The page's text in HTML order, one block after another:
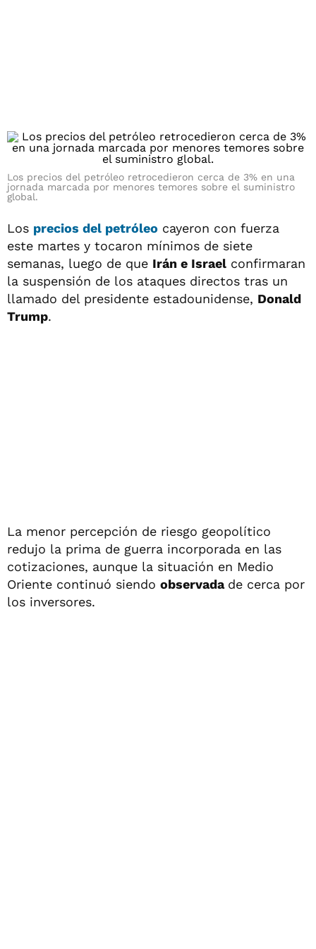
Los precios del petróleo retrocedieron cerca de 3% en una
jornada marcada por menores temores sobre el suministro
global.
Los precios del petróleo cayeron con fuerza
este martes y tocaron mínimos de siete
semanas, luego de que Irán e Israel confirmaran
la suspensión de los ataques directos tras un
llamado del presidente estadounidense, Donald
Trump.
La menor percepción de riesgo geopolítico
redujo la prima de guerra incorporada en las
cotizaciones, aunque la situación en Medio
Oriente continuó siendo observada de cerca por
los inversores.